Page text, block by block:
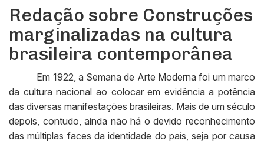
Redação sobre Construções
marginalizadas na cultura
brasileira contemporânea
Em 1922, a Semana de Arte Moderna foi um marco
da cultura nacional ao colocar em evidência a potência
das diversas manifestações brasileiras. Mais de um século
depois, contudo, ainda não há o devido reconhecimento
das múltiplas faces da identidade do país, seja por causa